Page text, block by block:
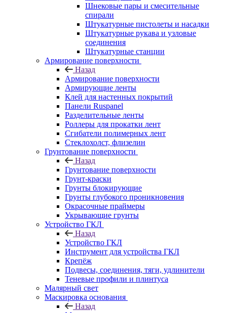
Шнековые пары и смесительные
спирали
Штукатурные пистолеты и насадки
Штукатурные рукава и узловые
соединения
Штукатурные станции
Армирование поверхности
Назад
Армирование поверхности
Армирующие ленты
Клей для настенных покрытий
Панели Ruspanel
Разделительные ленты
Роллеры для прокатки лент
Сгибатели полимерных лент
Стеклохолст, флизелин
Грунтование поверхности
Назад
Грунтование поверхности
Грунт-краски
Грунты блокирующие
Грунты глубокого проникновения
Окрасочные праймеры
Укрывающие грунты
Устройство ГКЛ
Назад
Устройство ГКЛ
Инструмент для устройства ГКЛ
Крепёж
Подвесы, соединения, тяги, удлинители
Теневые профили и плинтуса
Малярный свет
Маскировка основания
Назад